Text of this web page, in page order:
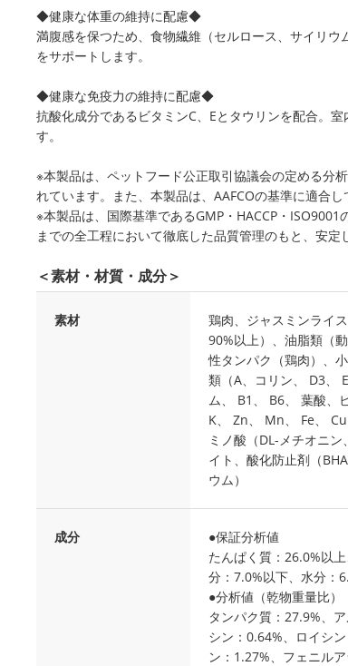
◆健康な体重の維持に配慮◆
満腹感を保つため、食物繊維（セルロース、サイリ
をサポートします。
◆健康な免疫力の維持に配慮◆
抗酸化成分であるビタミンC、Eとタウリンを配合。
す。
※本製品は、ペットフード公正取引協議会の定める分
れています。また、本製品は、AAFCOの基準に適合し
※本製品は、国際基準であるGMP・HACCP・
までの全工程において徹底した品質管理のもと、安定
＜素材・材質・成分＞
素材
鶏肉、ジャスミンライ
90%以上）、油脂類（
性タンパク（鶏肉）、
類（A、コリン、 D3、
ム、 B1、 B6、 葉酸、
K、 Zn、 Mn、 Fe、
ミノ酸（DL-メチオニ
イト、酸化防止剤（
ウム）
成分
●保証分析値
たんぱく質：26.0%以
分：7.0%以下、水分：
●分析値（乾物重量比）
タンパク質：27.9%、
シン：0.64%、ロイシ
ン：1.27%、フェニル